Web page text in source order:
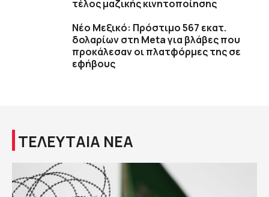
τέλος μαζικής κινητοποίησης
Νέο Μεξικό: Πρόστιμο 567 εκατ.
δολαρίων στη Meta για βλάβες που
προκάλεσαν οι πλατφόρμες της σε
εφήβους
ΤΕΛΕΥΤΑΙΑ ΝΕΑ